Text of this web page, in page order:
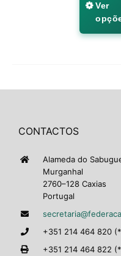
Ver
CONTACTOS
Alameda do
Murganhal
2760–128 Caxias
Portugal
+351 214 464 820
+351 214 464 822